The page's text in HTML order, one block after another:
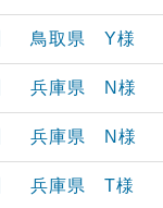
】 鳥取県 Y様
】 兵庫県 N様
】 兵庫県 N様
】 兵庫県 T様